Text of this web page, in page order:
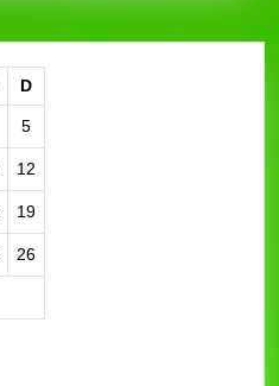
D
5
12
19
26